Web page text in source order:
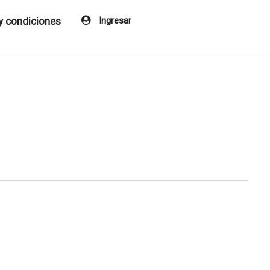
condiciones Ingresar